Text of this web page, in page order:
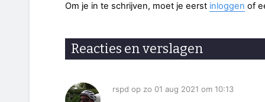
Om je in te schrijven, moet je eerst inloggen of
Reacties en verslagen
rspd op zo 01 aug 2021 om 10:13